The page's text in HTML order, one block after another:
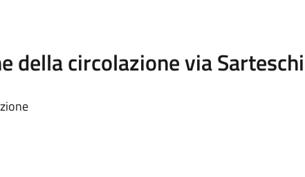
della circolazione via Sarteschi